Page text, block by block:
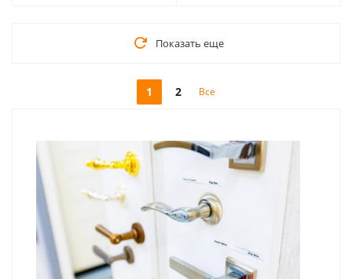
Показать еще
1 2 Все